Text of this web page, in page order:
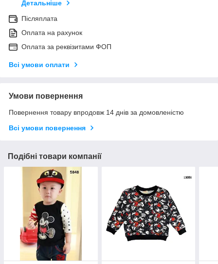
Детальніше
Післяплата
Оплата на рахунок
Оплата за реквізитами ФОП
Всі умови оплати
Умови повернення
Повернення товару впродовж 14 днів за домовленістю
Всі умови повернення
Подібні товари компанії